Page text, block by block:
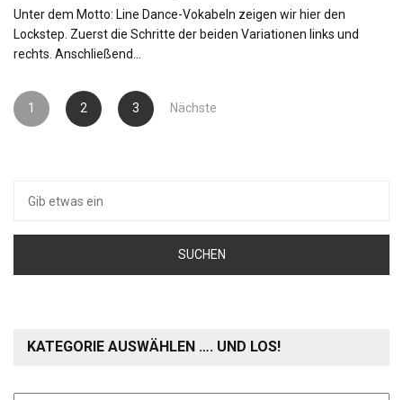
Unter dem Motto: Line Dance-Vokabeln zeigen wir hier den
Lockstep. Zuerst die Schritte der beiden Variationen links und
rechts. Anschließend…
Seitennummerierung
der
1 2 3 Nächste
nach:
KATEGORIE AUSWÄHLEN …. UND LOS!